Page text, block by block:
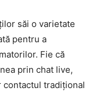
săi o varietate
pentru a
Fie că
prin chat live,
contactul tradițional